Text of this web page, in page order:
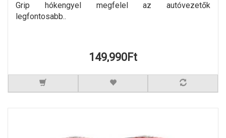
Grip hókengyel megfelel az autóvezetők
legfontosabb..
149,990Ft